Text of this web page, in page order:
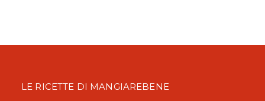
LE RICETTE DI MANGIAREBENE